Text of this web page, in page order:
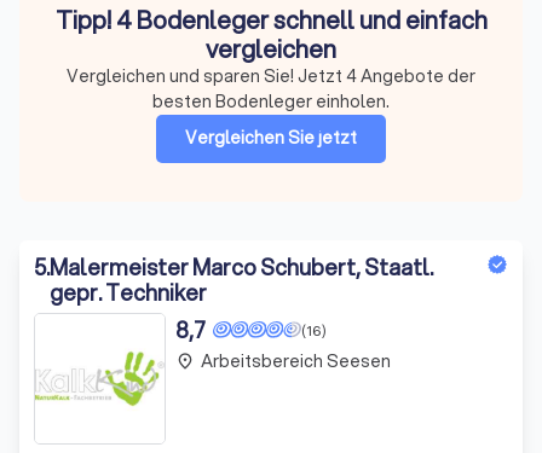
Tipp! 4 Bodenleger schnell und einfach
vergleichen
Vergleichen und sparen Sie! Jetzt 4 Angebote der
besten Bodenleger einholen.
Vergleichen Sie jetzt
5.Malermeister Marco Schubert, Staatl.
gepr. Techniker
(16)
8,7
place Arbeitsbereich Seesen